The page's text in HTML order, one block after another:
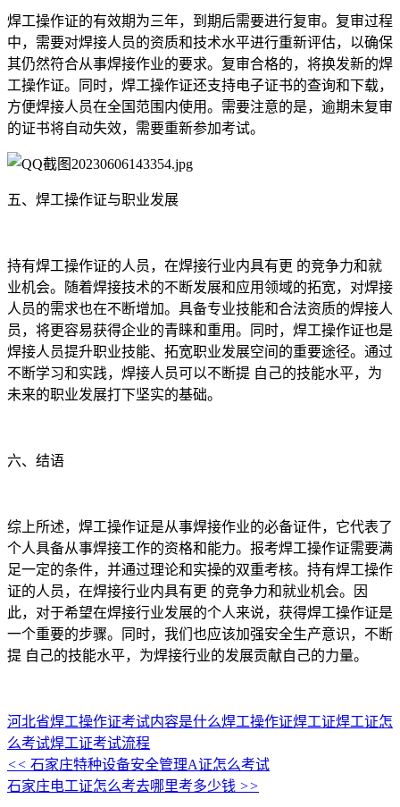
焊工操作证的有效期为三年，到期后需要进行复审。复审过程
中，需要对焊接人员的资质和技术水平进行重新评估，以确保
其仍然符合从事焊接作业的要求。复审合格的，将换发新的焊
工操作证。同时，焊工操作证还支持电子证书的查询和下载，
方便焊接人员在全国范围内使用。需要注意的是，逾期未复审
的证书将自动失效，需要重新参加考试。
五、焊工操作证与职业发展
持有焊工操作证的人员，在焊接行业内具有更 的竞争力和就
业机会。随着焊接技术的不断发展和应用领域的拓宽，对焊接
人员的需求也在不断增加。具备专业技能和合法资质的焊接人
员，将更容易获得企业的青睐和重用。同时，焊工操作证也是
焊接人员提升职业技能、拓宽职业发展空间的重要途径。通过
不断学习和实践，焊接人员可以不断提 自己的技能水平，为
未来的职业发展打下坚实的基础。
六、结语
综上所述，焊工操作证是从事焊接作业的必备证件，它代表了
个人具备从事焊接工作的资格和能力。报考焊工操作证需要满
足一定的条件，并通过理论和实操的双重考核。持有焊工操作
证的人员，在焊接行业内具有更 的竞争力和就业机会。因
此，对于希望在焊接行业发展的个人来说，获得焊工操作证是
一个重要的步骤。同时，我们也应该加强安全生产意识，不断
提 自己的技能水平，为焊接行业的发展贡献自己的力量。
河北省焊工操作证考试内容是什么焊工操作证焊工证焊工证怎
么考试焊工证考试流程
<< 石家庄特种设备安全管理A证怎么考试
石家庄电工证怎么考去哪里考多少钱 >>